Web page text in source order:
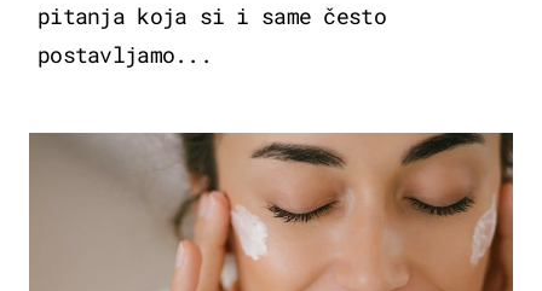
pitanja koja si i same često
postavljamo...
MODA & LJEPOTA